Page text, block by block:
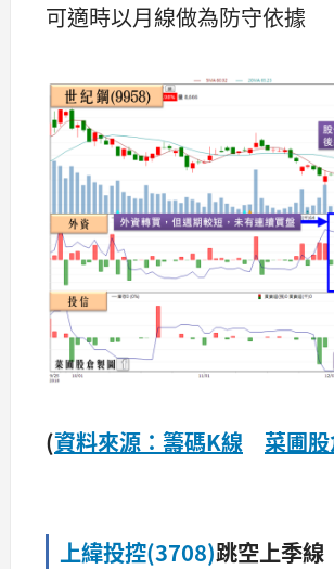
可適時以月線做為防守依據
(資料來源：籌碼K線 菜圃
上緯投控(3708)跳空上季線